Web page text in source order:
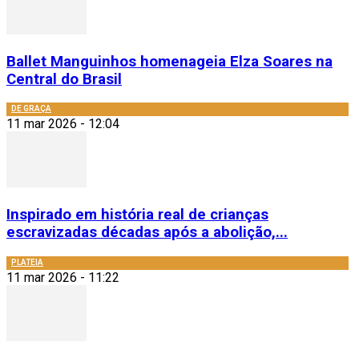
Ballet Manguinhos homenageia Elza Soares na
Central do Brasil
DE GRAÇA
11 mar 2026 - 12:04
Inspirado em história real de crianças
escravizadas décadas após a abolição,...
PLATEIA
11 mar 2026 - 11:22